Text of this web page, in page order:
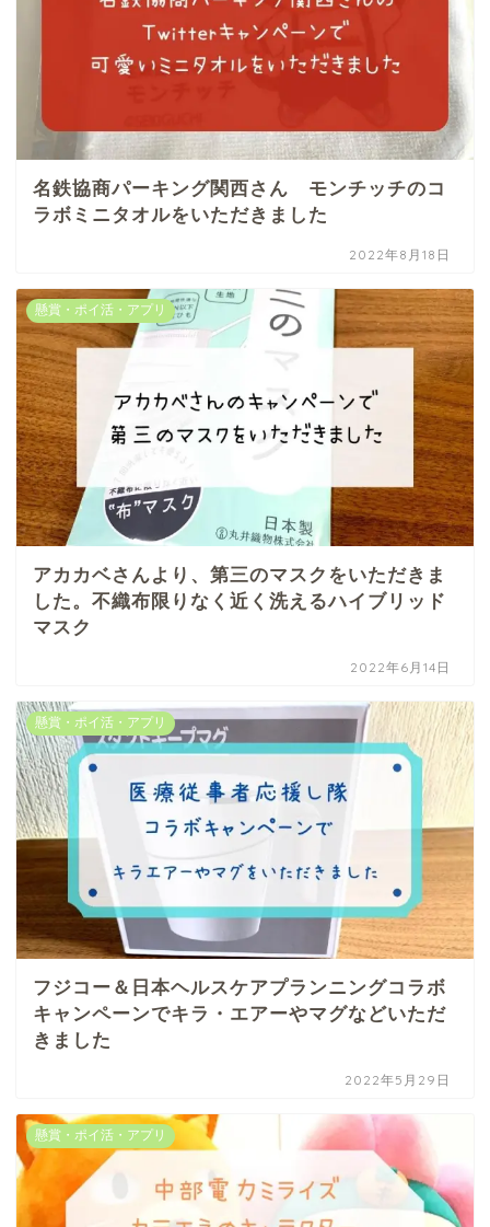
名鉄協商パーキング関西さん モンチッチのコ
ラボミニタオルをいただきました
2022年8月18日
懸賞・ポイ活・アプリ
アカカベさんより、第三のマスクをいただきま
した。不織布限りなく近く洗えるハイブリッド
マスク
2022年6月14日
懸賞・ポイ活・アプリ
フジコー＆日本ヘルスケアプランニングコラボ
キャンペーンでキラ・エアーやマグなどいただ
きました
2022年5月29日
懸賞・ポイ活・アプリ